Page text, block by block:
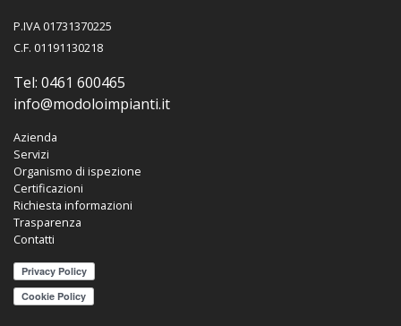
P.IVA 01731370225
C.F. 01191130218
Tel: 0461 600465
info@modoloimpianti.it
Azienda
Servizi
Organismo di ispezione
Certificazioni
Richiesta informazioni
Trasparenza
Contatti